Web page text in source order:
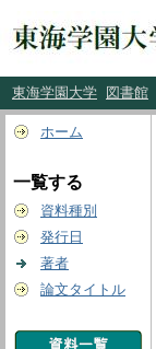
東海学園大学 図書館
ホーム
一覧する
資料種別
発行日
著者
論文タイトル